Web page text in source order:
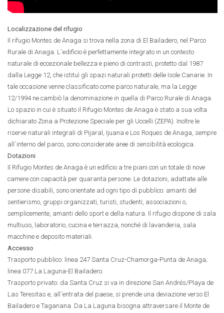
Localizzazione del rifugio
Il rifugio Montes de Anaga si trova nella zona di El Bailadero, nel Parco
Rurale di Anaga. L´edificio è perfettamente integrato in un contesto
naturale di eccezionale bellezza e pieno di contrasti, protetto dal 1987
dalla Legge 12, che istituì gli spazi naturali protetti delle Isole Canarie. In
tale occasione venne classificato come parco naturale, ma la Legge
12/1994 ne cambiò la denominazione in quella di Parco Rurale di Anaga.
Lo spazio in cui è situato il Rifugio Montes de Anaga è stato a sua volta
dichiarato Zona a Protezione Speciale per gli Uccelli (ZEPA). Inoltre le
riserve naturali integrali di Pijaral, Ijuana e Los Roques de Anaga, sempre
all´interno del parco, sono considerate aree di sensibilità ecologica.
Dotazioni
Il Rifugio Montes de Anaga è un edificio a tre piani con un totale di nove
camere con capacità per quaranta persone. Le dotazioni, adattate alle
persone disabili, sono orientate ad ogni tipo di pubblico: amanti del
sentierismo, gruppi organizzati, turisti, studenti, associazioni o,
semplicemente, amanti dello sport e della natura. Il rifugio dispone di sala
multiuso, laboratorio, cucina e terrazza, nonché di lavanderia, sala
macchine e deposito materiali.
Accesso
Trasporto pubblico: linea 247 Santa Cruz-Chamorga-Punta de Anaga;
linea 077 La Laguna-El Bailadero.
Trasporto privato: da Santa Cruz si va in direzione San Andrés/Playa de
Las Teresitas e, all´entrata del paese, si prende una deviazione verso El
Bailadero e Taganana. Da La Laguna bisogna attraversare il Monte de